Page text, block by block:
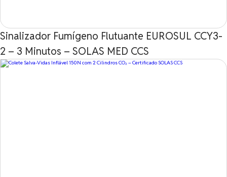
Sinalizador Fumígeno Flutuante EUROSUL CCY3-
2 – 3 Minutos – SOLAS MED CCS